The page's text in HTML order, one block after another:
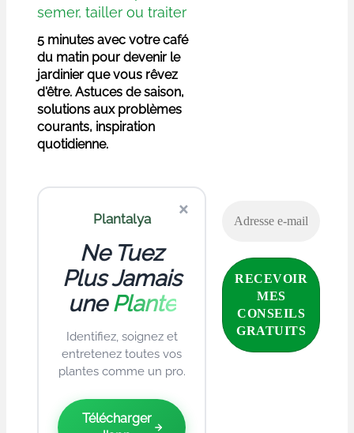
semer, tailler ou traiter
5 minutes avec votre café
du matin pour devenir le
jardinier que vous rêvez
d'être. Astuces de saison,
solutions aux problèmes
courants, inspiration
quotidienne.
×
Plantalya
Ne Tuez
Plus Jamais
unePlante
Identifiez, soignez et
entretenez toutes vos
plantes comme un pro.
Télécharger